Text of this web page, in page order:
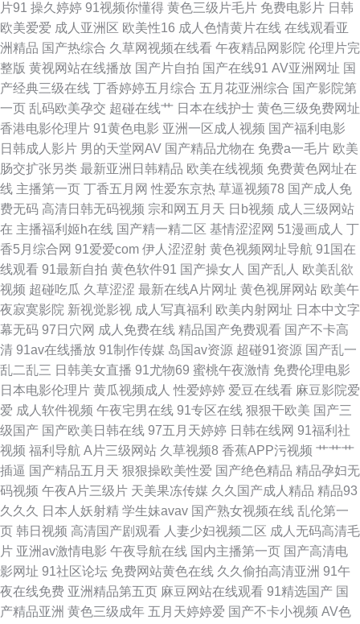
黄色短片合集 天堂网AV手机版 91少妇热舞被操 国产精品肏屄电影 青青青操
亚州成人在线 www91海角 国产超碰在线 五月天综合色色 av奇色 激情欧美
97 日韩精选av福利 91视频线上网站 福利网址导航在线 人人乐人人操 影音
先锋三级片 俺去也五月天网址 激情东京热 欧美性爱A级片 亚洲欧美ts热舞
av天堂bh 国模精品五区 日韩成人无码免费 自慰白浆福利网站 操人人aV 韩
国AV电影网址 男人女人做爱网站 伪娘导航 AV手机天堂网 九九九国产精品
午夜福利院产业 91亚洲精华 97超碰网 久草老司机在线 色色国产传媒 91c传
媒 囯产精品久久 免费抖阴在线 亚洲探花 肏屄免费看 狠狠退福利视频 日韩成
人无码A片 91人人草人人 福利视频导航网址 男人的天堂无码 午夜男女操操
视频 AV福利在线播放 麻豆一二三区A 亚洲淫淫成人 老司机大香蕉 午夜福利
老司机 av噜噜成人网 海角社区91精品 欧洲色二 亚洲毛片基地专区 操欧美逼
玖玖福利社 三级片链接 91精品视频一区 导航色AVVV 欧美日韩国产人人 性
爱剧场
片91 操久婷婷 91视频你懂得 黄色三级片毛片 免费电影片 日韩
欧美爱爱 成人亚洲区 欧美性16 成人色情黄片在线 在线观看亚
洲精品 国产热综合 久草网视频在线看 午夜精品网影院 伦理片完
整版 黄视网站在线播放 国产片自拍 国产在线91 AV亚洲网址 国
产经典三级在线 丁香婷婷五月综合 五月花亚洲综合 国产影院第
一页 乱码欧美孕交 超碰在线艹 日本在线护士 黄色三级免费网址
香港电影伦理片 91黄色电影 亚洲一区成人视频 国产福利电影
日韩成人影片 男的天堂网AV 国产精品尤物在 免费a一毛片 欧美
肠交扩张另类 最新亚洲日韩精品 欧美在线视频 免费黄色网址在
线 主播第一页 丁香五月网 性爱东京热 草逼视频78 国产成人免
费无码 高清日韩无码视频 宗和网五月天 日b视频 成人三级网站
在 主播福利姬h在线 国产精一精二区 基情涩涩网 51漫画成人 丁
香5月综合网 91爱爱com 伊人涩涩射 黄色视频网址导航 91国在
线观看 91最新自拍 黄色软件91 国产操女人 国产乱人 欧美乱欲
视频 超碰吃瓜 久草涩涩 最新在线A片网址 黄色视屏网站 欧美午
夜寂寞影院 新视觉影视 成人写真福利 欧美内射网址 日本中文字
幕无码 97日穴网 成人免费在线 精品国产免费观看 国产不卡高
清 91av在线播放 91制作传媒 岛国av资源 超碰91资源 国产乱一
乱二乱三 日韩美女直播 91尤物69 蜜桃午夜激情 免费伦理电影
日本电影伦理片 黄瓜视频成人 性爱婷婷 爱豆在线看 麻豆影院爱
爱 成人软件视频 午夜宅男在线 91专区在线 狠狠干欧美 国产三
级国产 国产欧美日韩在线 97五月天婷婷 日韩在线网 91福利社
视频 福利导航 A片三级网站 久草视频8 香蕉APP污视频 艹艹艹
插逼 国产精品五月天 狠狠操欧美性爱 国产绝色精品 精品孕妇无
码视频 午夜A片三级片 天美果冻传媒 久久国产成人精品 精品93
久久久
日本人妖射精 学生妹avav 国产熟女视频在线 乱伦第一
页 韩日视频 高清国产剧观看 人妻少妇视频二区 成人无码高清毛
片 亚洲av激情电影 午夜导航在线 国内主播第一页 国产高清电
影网址 91社区论坛 免费网站黄色在线 久久偷拍高清亚洲 91午
夜在线免费 亚洲精品第五页 麻豆网站在线观看 91精选国产 国
产精品亚洲 黄色三级成年 五月天婷婷爱 国产不卡小视频 AV色